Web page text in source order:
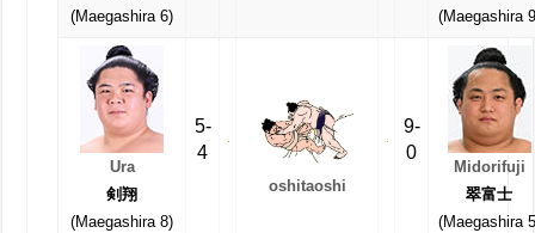
(Maegashira 6)
(Maegashira
Ura
剣翔
(Maegashira 8)
5-
4
oshitaoshi
9-
0
Midorifuji
翠富士
(Maegashira